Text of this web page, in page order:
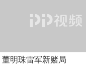
董明珠雷军新赌局